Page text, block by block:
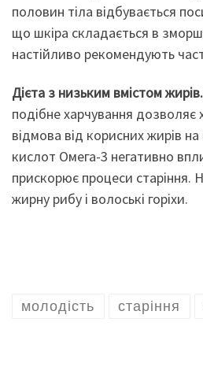
половин тіла відбувається
що шкіра складається в
настійливо рекомендують
Дієта з низьким вмістом жирів.
подібне харчування дозволяє
відмова від корисних жирів
кислот Омега-3 негативно
прискорює процеси старіння.
жирну рибу і волоські горіхи.
молодість старіння